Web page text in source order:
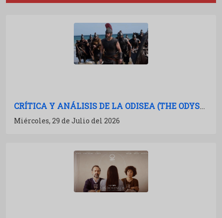
CRÍTICA Y ANÁLISIS DE LA ODISEA (THE ODYSSEY): NOLAN A TODA POTENCIA
Miércoles, 29 de Julio del 2026